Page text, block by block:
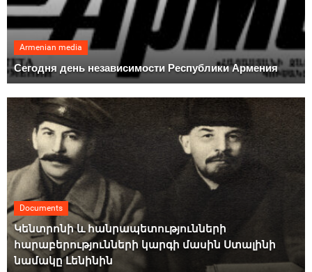
Armenian media
Сегодня день независимости Республики Армения
Documents
Կենտրոնի և հանրապետությունների
հարաբերությունների կարգի մասին Ստալինի
նամակը Լենինին